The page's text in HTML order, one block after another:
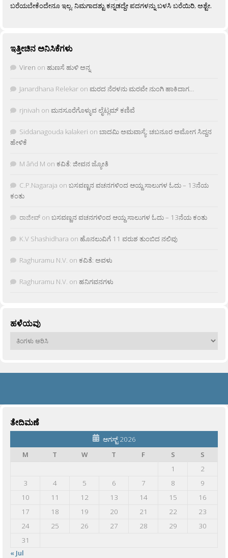
ಬರೆಯಬೇಕೆಂದೇನೂ ಇಲ್ಲ. ನಿಮಗಾದಶ್ಟು ಕನ್ನಡದ್ದೇ ಪದಗಳನ್ನು ಬಳಸಿ ಬರೆಯಿರಿ, ಅಶ್ಟೇ.
ಇತ್ತೀಚಿನ ಅನಿಸಿಕೆಗಳು
Viren on ಹುಣಸೆ ಹುಳಿ ಅನ್ನ
Janardhana Relekar on ಮರದ ನೆರಳನು ಮರವೇ ನುಂಗಿ ಹಾಕಿದಾಗ…
rjnivah on ಮನಸೂರೆಗೊಳ್ಳುವ ಲೈಟ್ಲಮ್ ಕಣಿವೆ
Siddanagouda kalakeri on ಬಾದಮಿ ಅಮವಾಸ್ಯೆ: ಚಬನೂರ ಅಮೋಗ ಸಿದ್ದನ
ಹೇಳಿಕೆ
M âñd M on ಕವಿತೆ: ಜೀವನ ಜ್ಯೋತಿ
C.P.Nagaraja on ಬಸವಣ್ಣನ ವಚನಗಳಿಂದ ಆಯ್ದ ಸಾಲುಗಳ ಓದು – 13ನೆಯ
ಕಂತು
ರಾಜೀವ್ on ಬಸವಣ್ಣನ ವಚನಗಳಿಂದ ಆಯ್ದ ಸಾಲುಗಳ ಓದು – 13ನೆಯ ಕಂತು
K.V Shashidhara on ಹೊನಲುವಿಗೆ 11 ವರುಶ ತುಂಬಿದ ನಲಿವು
Raghuramu N.V. on ಕವಿತೆ: ಅವಳು
Raghuramu N.V. on ಹನಿಗವನಗಳು
ಹಳೆಯವು
ಹಳೆಯವು
ತೇದಿಮಣೆ
ಆಗಸ್ಟ್ 2026
M
T W T F S
S
1
2
3
4 5 6 7 8
9
10
11 12 13 14 15
16
17
18 19 20 21 22
23
24
25 26 27 28 29
30
31
« Jul